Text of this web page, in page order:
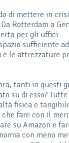
di mettere in
Rotterdam a
per gli uffici
sufficiente ad
e le attrezzature
tanti in questi
su di esso? Tutte
fisica e
fare con il
su Amazon e
con meno